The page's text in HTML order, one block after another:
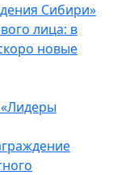
Сибири»
лица: в
новые